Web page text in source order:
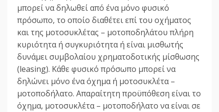
μπορεί να δηλωθεί από ένα μόνο φυσικό
πρόσωπο, το οποίο διαθέτει επί του οχήματος
και της μοτοσυκλέτας – μοτοποδηλάτου πλήρη
κυριότητα ή συγκυριότητα ή είναι μισθωτής
δυνάμει συμβολαίου χρηματοδοτικής μίσθωσης
(leasing). Κάθε φυσικό πρόσωπο μπορεί να
δηλώνει μόνο ένα όχημα ή μοτοσυκλέτα –
μοτοποδήλατο. Απαραίτητη προϋπόθεση είναι το
όχημα, μοτοσυκλέτα – μοτοποδήλατο να είναι σε